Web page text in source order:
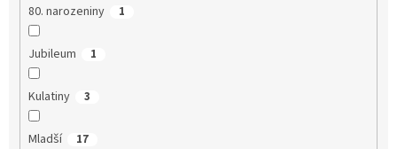
80. narozeniny 1
Jubileum 1
Kulatiny 3
Mladší 17